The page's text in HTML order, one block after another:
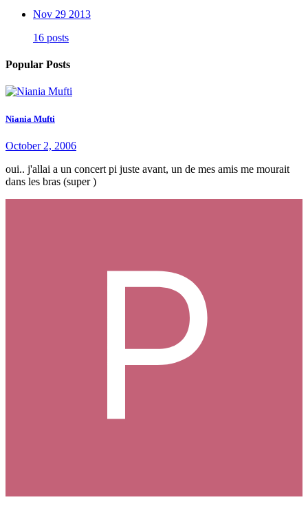
Nov 29 2013
16 posts
Popular Posts
Niania Mufti
October 2, 2006
oui.. j'allai a un concert pi juste avant, un de mes amis me mourait
dans les bras (super )